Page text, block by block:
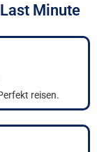
Minute
reisen.